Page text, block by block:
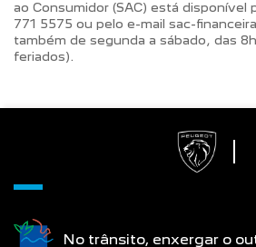
ao Consumidor (SAC) está disponível
771 5575 ou pelo e-mail sac-
também de segunda a sábado, das
feriados).
No trânsito, enxergar o